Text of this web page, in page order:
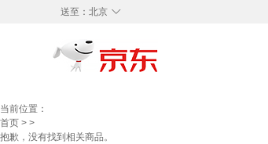
◇
送至： 北京
当前位置：
首页 > >
抱歉，没有找到相关商品。